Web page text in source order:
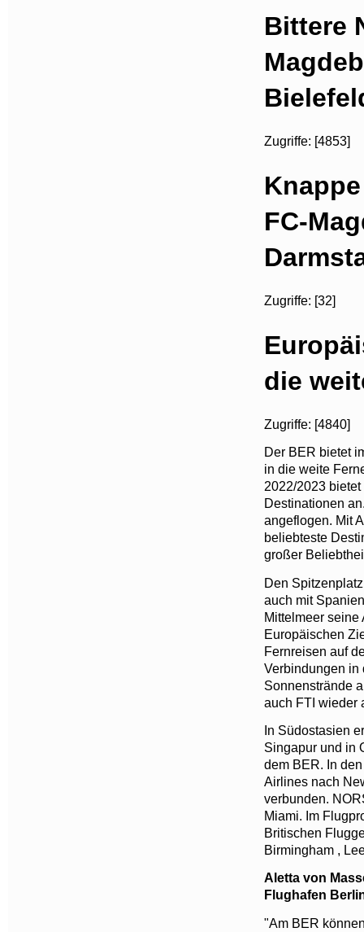
Bittere
Zugriffe: [4853]
FC-
Zugriffe: [32]
die
Zugriffe: [4840]
Der BER bietet
in die weite
2022/2023
Destinationen
angeflogen. Mit
beliebteste
großer
Den
auch mit
Mittelmeer
Europäischen
Fernreisen auf
Verbindungen in
Sonnenstrände
auch FTI wieder
In Südostasien
Singapur und in
dem BER. In
Airlines nach
verbunden.
Miami. Im
Britischen
Birmingham ,
Aletta von
Flughafen
"Am BER